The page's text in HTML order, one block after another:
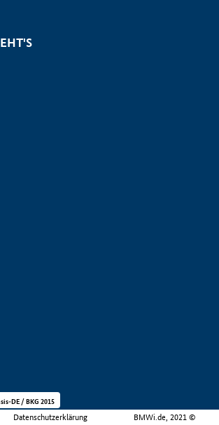
Datenschutzerklärung BMWi.de, 2021 ©
DE / BKG 2015